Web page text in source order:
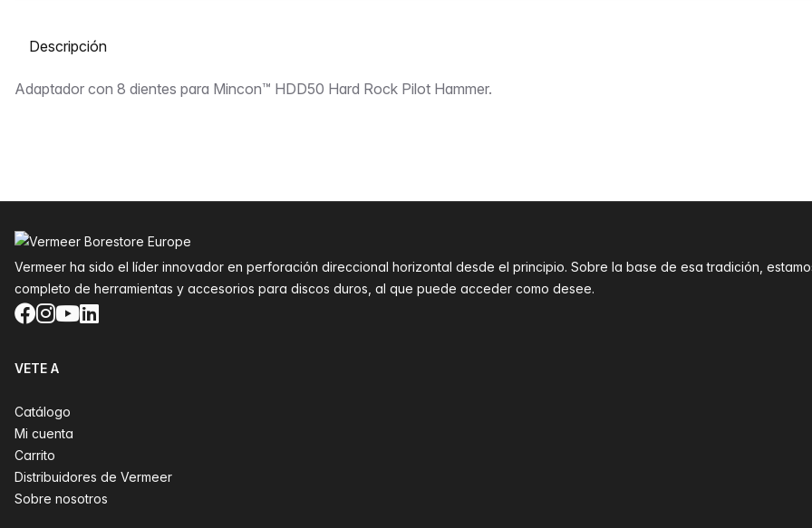
Seleccione una pestaña
Descripción
Adaptador con 8 dientes para Mincon™ HDD50 Hard Rock Pilot Hammer.
Vermeer ha sido el líder innovador en perforación direccional horizontal desde el principio. Sobre la base de esa tradición,
completo de herramientas y accesorios para discos duros, al que puede acceder como desee.
Facebook
Instagram
YouTube
LinkedIn
VETE A
Catálogo
Mi cuenta
Carrito
Distribuidores de Vermeer
Sobre nosotros